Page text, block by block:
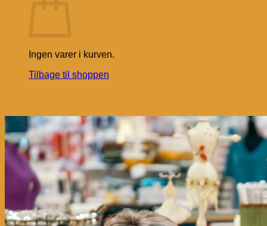
Ingen varer i kurven.
Tilbage til shoppen